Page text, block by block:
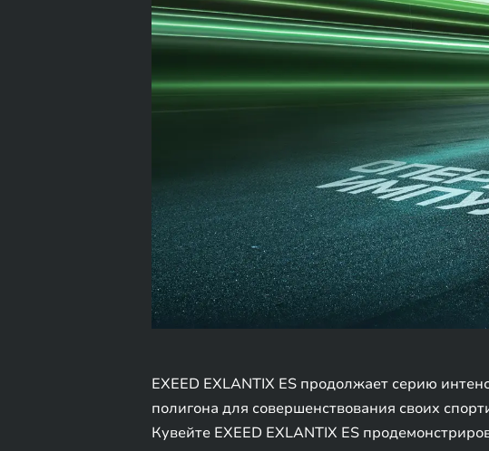
EXEED EXLANTIX ES продолжает серию
полигона для совершенствования своих
Кувейте EXEED EXLANTIX ES